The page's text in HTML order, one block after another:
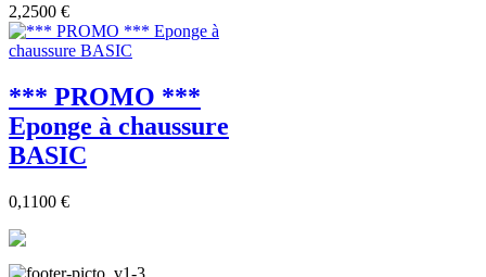
2,2500 €
*** PROMO ***
Eponge à chaussure
BASIC
0,1100 €